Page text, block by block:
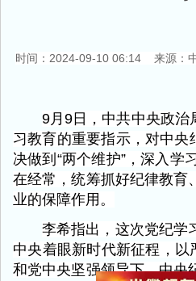
时间： 2024-09-10 06:14 来源：
9月9日，中共中央政治
习教育的重要指示，对中央
决做到“两个维护”，深入
在经常，统筹抓好纪律教育
业的保障作用。
李希指出，这次党纪学
中央着眼新时代新征程，
和党中央坚强领导下，中央